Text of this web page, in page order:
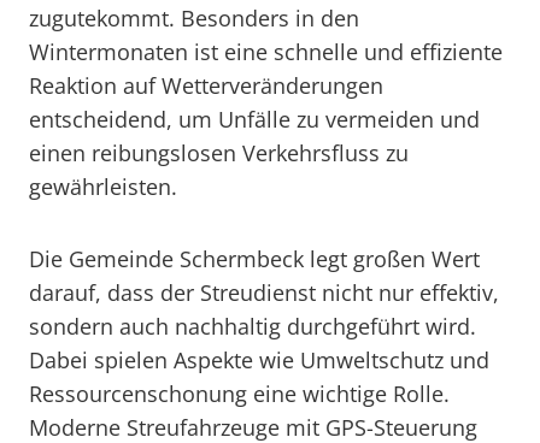
zugutekommt. Besonders in den
Wintermonaten ist eine schnelle und effiziente
Reaktion auf Wetterveränderungen
entscheidend, um Unfälle zu vermeiden und
einen reibungslosen Verkehrsfluss zu
gewährleisten.
Die Gemeinde Schermbeck legt großen Wert
darauf, dass der Streudienst nicht nur effektiv,
sondern auch nachhaltig durchgeführt wird.
Dabei spielen Aspekte wie Umweltschutz und
Ressourcenschonung eine wichtige Rolle.
Moderne Streufahrzeuge mit GPS-Steuerung